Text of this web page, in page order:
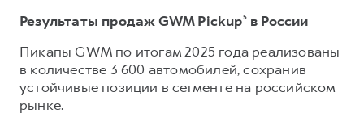
Результаты продаж GWM Pickup⁵ в России
Пикапы GWM по итогам 2025 года реализованы
в количестве 3 600 автомобилей, сохранив
устойчивые позиции в сегменте на российском
рынке.